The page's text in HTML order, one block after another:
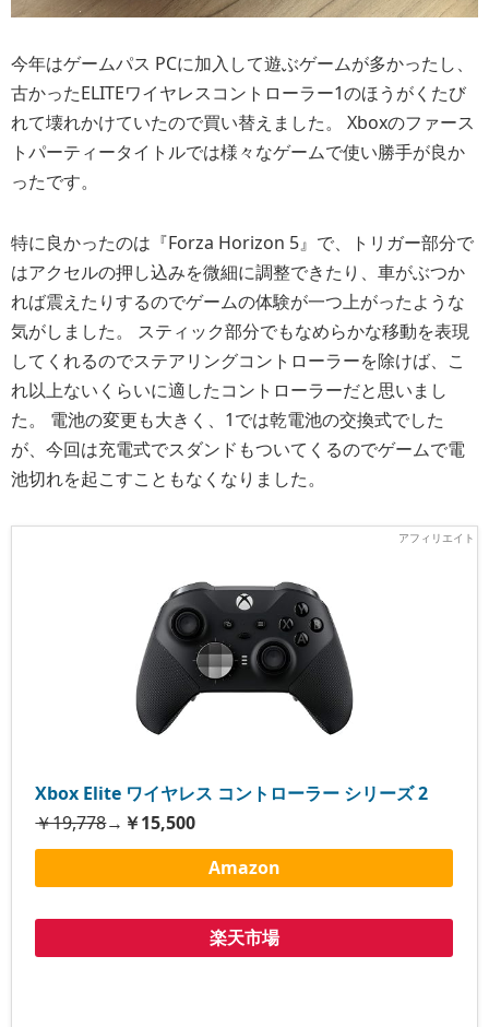
今年はゲームパス PCに加入して遊ぶゲームが多かったし、
古かったELITEワイヤレスコントローラー1のほうがくたび
れて壊れかけていたので買い替えました。 Xboxのファース
トパーティータイトルでは様々なゲームで使い勝手が良か
ったです。
特に良かったのは『Forza Horizon 5』で、トリガー部分で
はアクセルの押し込みを微細に調整できたり、車がぶつか
れば震えたりするのでゲームの体験が一つ上がったような
気がしました。 スティック部分でもなめらかな移動を表現
してくれるのでステアリングコントローラーを除けば、こ
れ以上ないくらいに適したコントローラーだと思いまし
た。 電池の変更も大きく、1では乾電池の交換式でした
が、今回は充電式でスダンドもついてくるのでゲームで電
池切れを起こすこともなくなりました。
Xbox Elite ワイヤレス コントローラー シリーズ 2
￥19,778→ ￥15,500
Amazon
楽天市場